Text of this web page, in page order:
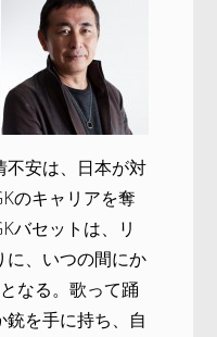
不安は、日本が対
のキャリアを奪
バセットは、リ
に、いつの間にか
なる。歌って踊
銃を手に持ち、自